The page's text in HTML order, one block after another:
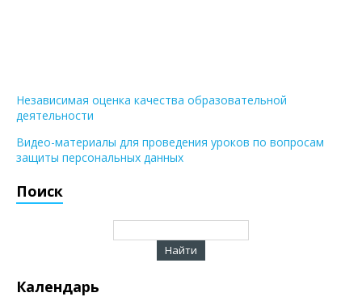
Независимая оценка качества образовательной
деятельности
Видео-материалы для проведения уроков по вопросам
защиты персональных данных
Поиск
Календарь